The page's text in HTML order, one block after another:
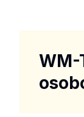
WM-